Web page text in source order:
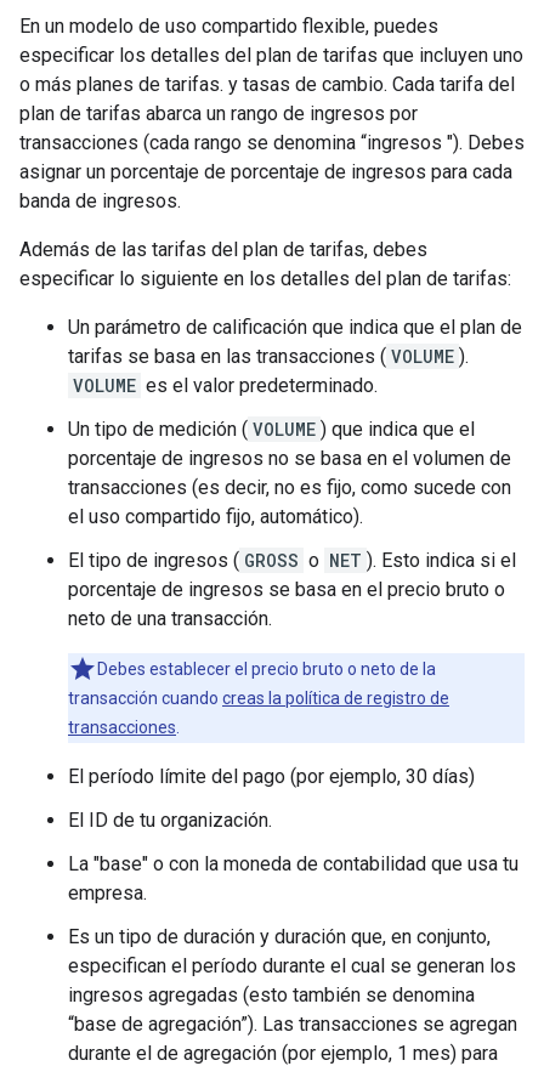
En un modelo de uso compartido flexible, puedes
especificar los detalles del plan de tarifas que incluyen uno
o más planes de tarifas. y tasas de cambio. Cada tarifa del
plan de tarifas abarca un rango de ingresos por
transacciones (cada rango se denomina “ingresos "). Debes
asignar un porcentaje de porcentaje de ingresos para cada
banda de ingresos.
Además de las tarifas del plan de tarifas, debes
especificar lo siguiente en los detalles del plan de tarifas:
Un parámetro de calificación que indica que el plan de
tarifas se basa en las transacciones ( VOLUME ).
VOLUME es el valor predeterminado.
Un tipo de medición ( VOLUME ) que indica que el
porcentaje de ingresos no se basa en el volumen de
transacciones (es decir, no es fijo, como sucede con
el uso compartido fijo, automático).
El tipo de ingresos ( GROSS o NET ). Esto indica si el
porcentaje de ingresos se basa en el precio bruto o
neto de una transacción.
Debes establecer el precio bruto o neto de la
transacción cuando creas la política de registro de
transacciones
El período límite del pago (por ejemplo, 30 días)
El ID de tu organización.
La "base" o con la moneda de contabilidad que usa tu
empresa.
Es un tipo de duración y duración que, en conjunto,
especifican el período durante el cual se generan los
ingresos agregadas (esto también se denomina
“base de agregación”). Las transacciones se agregan
durante el de agregación (por ejemplo, 1 mes) para